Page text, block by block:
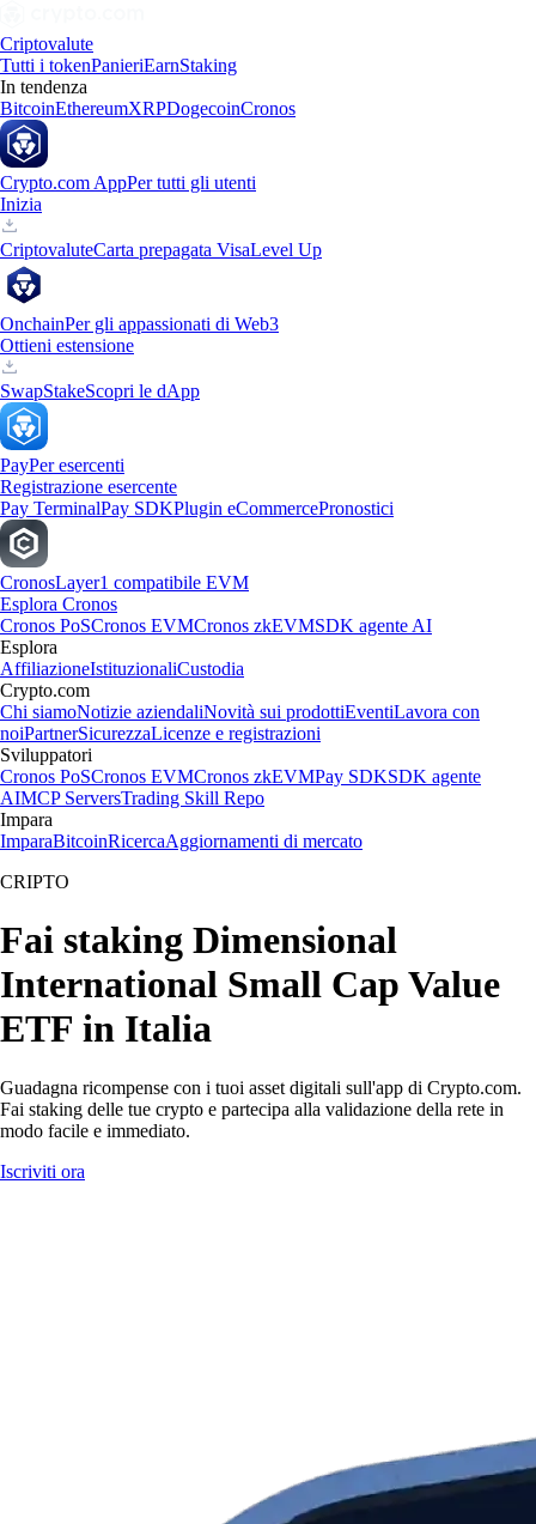
Criptovalute
Tutti i tokenPanieriEarnStaking
In tendenza
BitcoinEthereumXRPDogecoinCronos
Crypto.com AppPer tutti gli utenti
Inizia
CriptovaluteCarta prepagata VisaLevel Up
OnchainPer gli appassionati di Web3
Ottieni estensione
SwapStakeScopri le dApp
PayPer esercenti
Registrazione esercente
Pay TerminalPay SDKPlugin eCommercePronostici
CronosLayer1 compatibile EVM
Esplora Cronos
Cronos PoSCronos EVMCronos zkEVMSDK agente AI
Esplora
AffiliazioneIstituzionaliCustodia
Crypto.com
Chi siamoNotizie aziendaliNovità sui prodottiEventiLavora con
noiPartnerSicurezzaLicenze e registrazioni
Sviluppatori
Cronos PoSCronos EVMCronos zkEVMPay SDKSDK agente
AIMCP ServersTrading Skill Repo
Impara
ImparaBitcoinRicercaAggiornamenti di mercato
CRIPTO
Fai staking Dimensional
International Small Cap Value
ETF in Italia
Guadagna ricompense con i tuoi asset digitali sull'app di Crypto.com.
Fai staking delle tue crypto e partecipa alla validazione della rete in
modo facile e immediato.
Iscriviti ora